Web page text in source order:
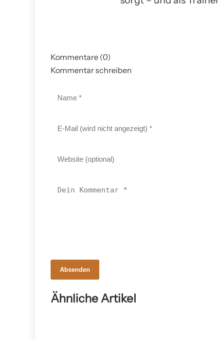
Kommentare (0)
Kommentar schreiben
Absenden
Ähnliche Artikel
18. Februar 2026
JuniorSkills Steiermark: Klara Legenstein